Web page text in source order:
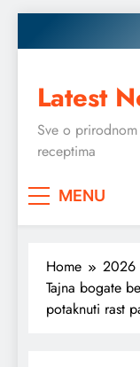
to
Latest
Sve o
receptima
MENU
Home 2026
Tajna bogate
potaknuti rast